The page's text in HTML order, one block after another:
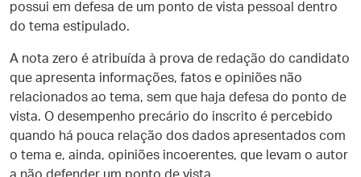
possui em defesa de um ponto de vista pessoal dentro
do tema estipulado.
A nota zero é atribuída à prova de redação do candidato
que apresenta informações, fatos e opiniões não
relacionados ao tema, sem que haja defesa do ponto de
vista. O desempenho precário do inscrito é percebido
quando há pouca relação dos dados apresentados com
o tema e, ainda, opiniões incoerentes, que levam o autor